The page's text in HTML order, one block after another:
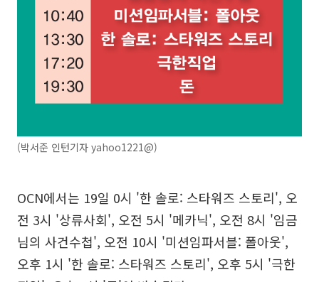
(박서준 인턴기자 yahoo1221@)
OCN에서는 19일 0시 '한 솔로: 스타워즈 스토리', 오
전 3시 '상류사회', 오전 5시 '메카닉', 오전 8시 '임금
님의 사건수첩', 오전 10시 '미션임파서블: 폴아웃',
오후 1시 '한 솔로: 스타워즈 스토리', 오후 5시 '극한